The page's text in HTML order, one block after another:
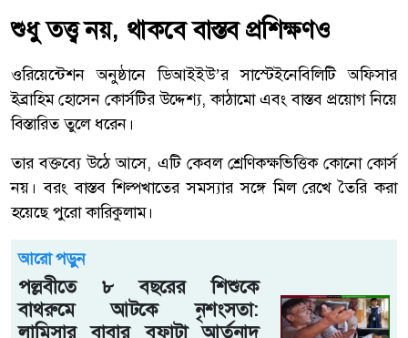
শুধু তত্ত্ব নয়, থাকবে বাস্তব প্রশিক্ষণও
ওরিয়েন্টেশন অনুষ্ঠানে ডিআইইউ’র সাস্টেইনেবিলিটি অফিসার
ইব্রাহিম হোসেন কোর্সটির উদ্দেশ্য, কাঠামো এবং বাস্তব প্রয়োগ নিয়ে
বিস্তারিত তুলে ধরেন।
তার বক্তব্যে উঠে আসে, এটি কেবল শ্রেণিকক্ষভিত্তিক কোনো কোর্স
নয়। বরং বাস্তব শিল্পখাতের সমস্যার সঙ্গে মিল রেখে তৈরি করা
হয়েছে পুরো কারিকুলাম।
আরো পড়ুন
পল্লবীতে ৮ বছরের শিশুকে
বাথরুমে আটকে নৃশংসতা:
লামিসার বাবার বুফাটা আর্তনাদ